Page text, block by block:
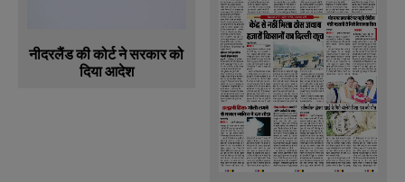
नीदरलैंड की कोर्ट ने सरकार को
दिया आदेश